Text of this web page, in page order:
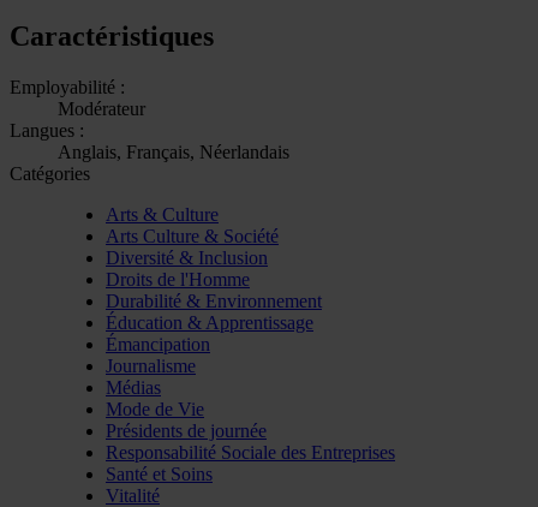
Caractéristiques
Employabilité :
Modérateur
Langues :
Anglais, Français, Néerlandais
Catégories
Arts & Culture
Arts Culture & Société
Diversité & Inclusion
Droits de l'Homme
Durabilité & Environnement
Éducation & Apprentissage
Émancipation
Journalisme
Médias
Mode de Vie
Présidents de journée
Responsabilité Sociale des Entreprises
Santé et Soins
Vitalité